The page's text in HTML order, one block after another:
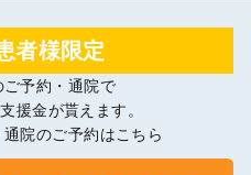
者様限定
予約・通院で
援金が貰えます。
院のご予約はこちら